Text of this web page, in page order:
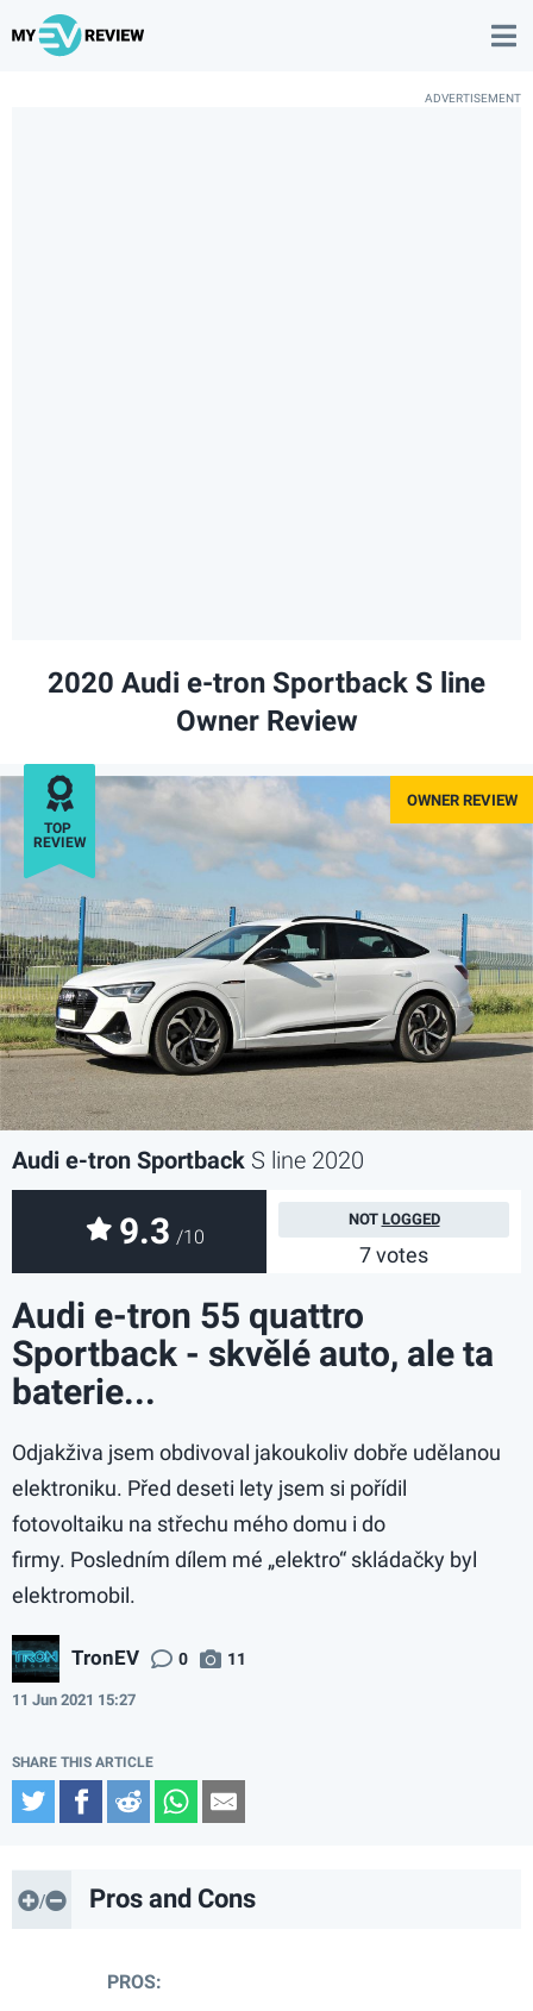
2020 Audi e-tron Sportback S line
Owner Review
Audi e-tron Sportback S line 2020
9.3 /10
NOT LOGGED
7 votes
Audi e-tron 55 quattro
Sportback - skvělé auto, ale ta
baterie...
Odjakživa jsem obdivoval jakoukoliv dobře udělanou
elektroniku. Před deseti lety jsem si pořídil
fotovoltaiku na střechu mého domu i do
firmy. Posledním dílem mé „elektro“ skládačky byl
elektromobil.
TronEV 0 11
11 Jun 2021 15:27
TwitterFacebook
Reddit WhatsApp
Pros and Cons
PROS: